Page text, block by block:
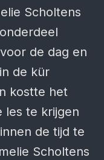
Scholtens
de dag en
de kür
kostte het
les te krijgen
de tijd te
Scholtens